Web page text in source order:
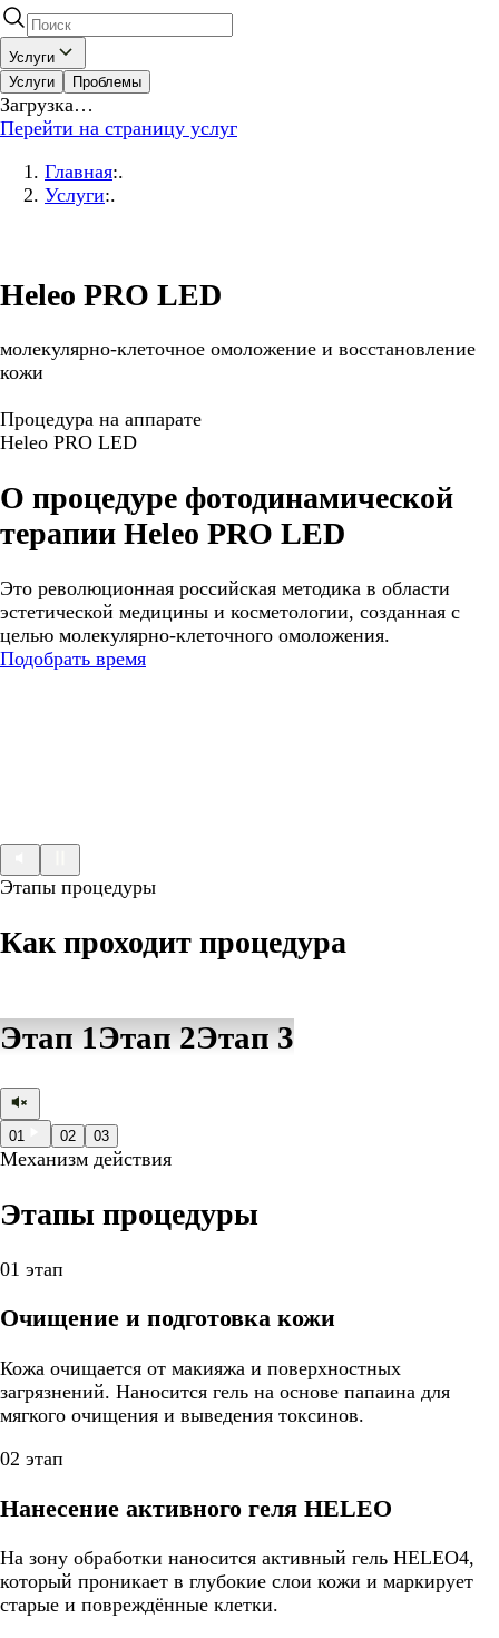
Услуги
Услуги
Проблемы
Загрузка…
Перейти на страницу услуг
Главная:.
Услуги:.
Heleo PRO LED
молекулярно-клеточное омоложение и восстановление
кожи
Процедура на аппарате
Heleo PRO LED
О процедуре фотодинамической
терапии Heleo PRO LED
Это революционная российская методика в области
эстетической медицины и косметологии, созданная с
целью молекулярно-клеточного омоложения.
Подобрать время
Этапы процедуры
Как проходит процедура
Этап 1Этап 2Этап 3
01 02 03
Механизм действия
Этапы процедуры
01 этап
Очищение и подготовка кожи
Кожа очищается от макияжа и поверхностных
загрязнений. Наносится гель на основе папаина для
мягкого очищения и выведения токсинов.
02 этап
Нанесение активного геля HELEO
На зону обработки наносится активный гель HELEO4,
который проникает в глубокие слои кожи и маркирует
старые и повреждённые клетки.